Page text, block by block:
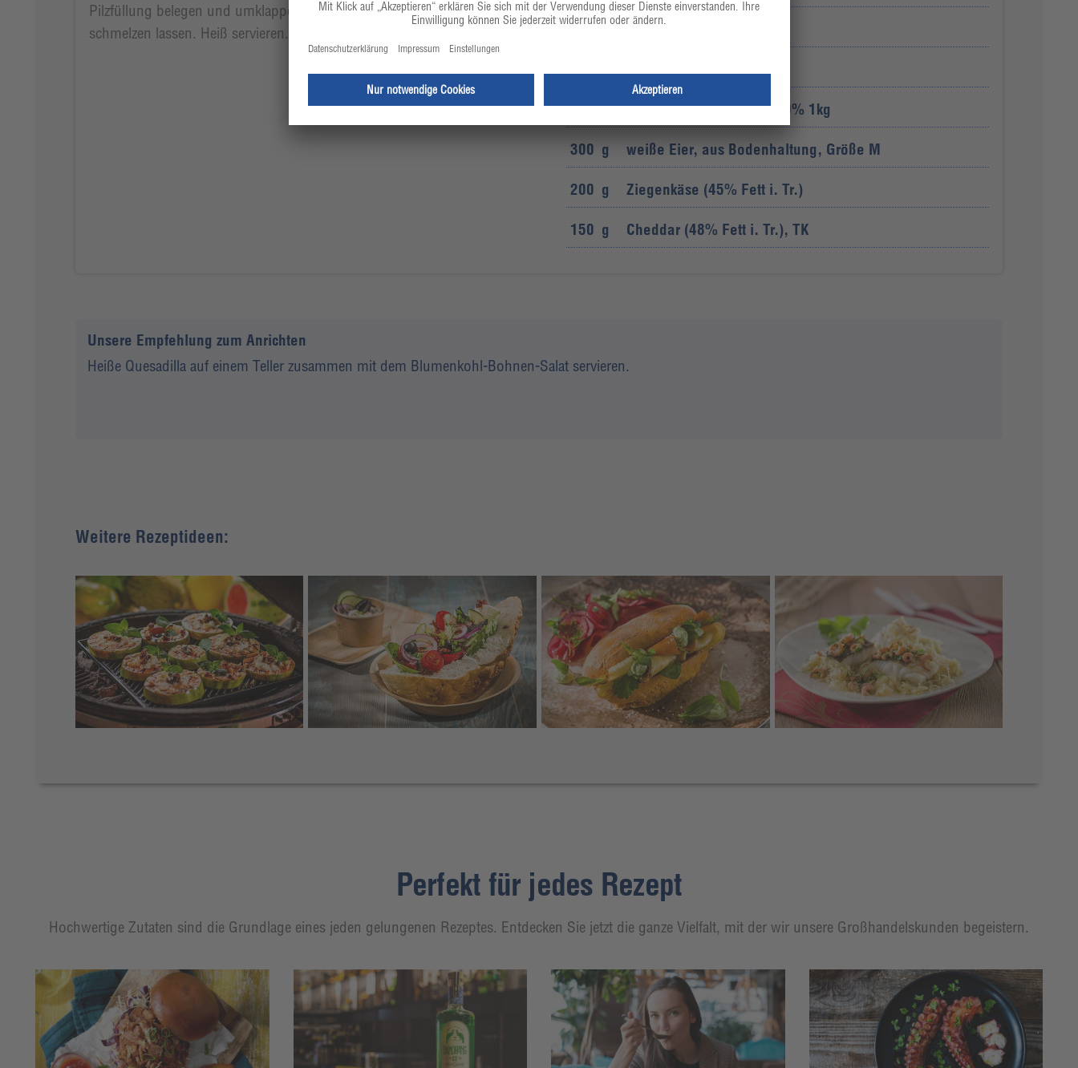
20,0 g geschälter Knoblauch
50,0 g Butter
250 g Milram H-Schlagsahne 30% 1kg
300 g weiße Eier, aus Bodenhaltung, Größe M
200 g Ziegenkäse (45% Fett i. Tr.)
150 g Cheddar (48% Fett i. Tr.), TK
Pilzfüllung belegen und umklappen. Im vorgeheizten Ofen den Käse
schmelzen lassen. Heiß servieren.
Unsere Empfehlung zum Anrichten
Heiße Quesadilla auf einem Teller zusammen mit dem Blumenkohl-Bohnen-Salat servieren.
Weitere Rezeptideen:
Perfekt für jedes Rezept
Hochwertige Zutaten sind die Grundlage eines jeden gelungenen Rezeptes. Entdecken Sie jetzt die ganze Vielfalt, mit der wir unsere Großhandelskunden begeistern.